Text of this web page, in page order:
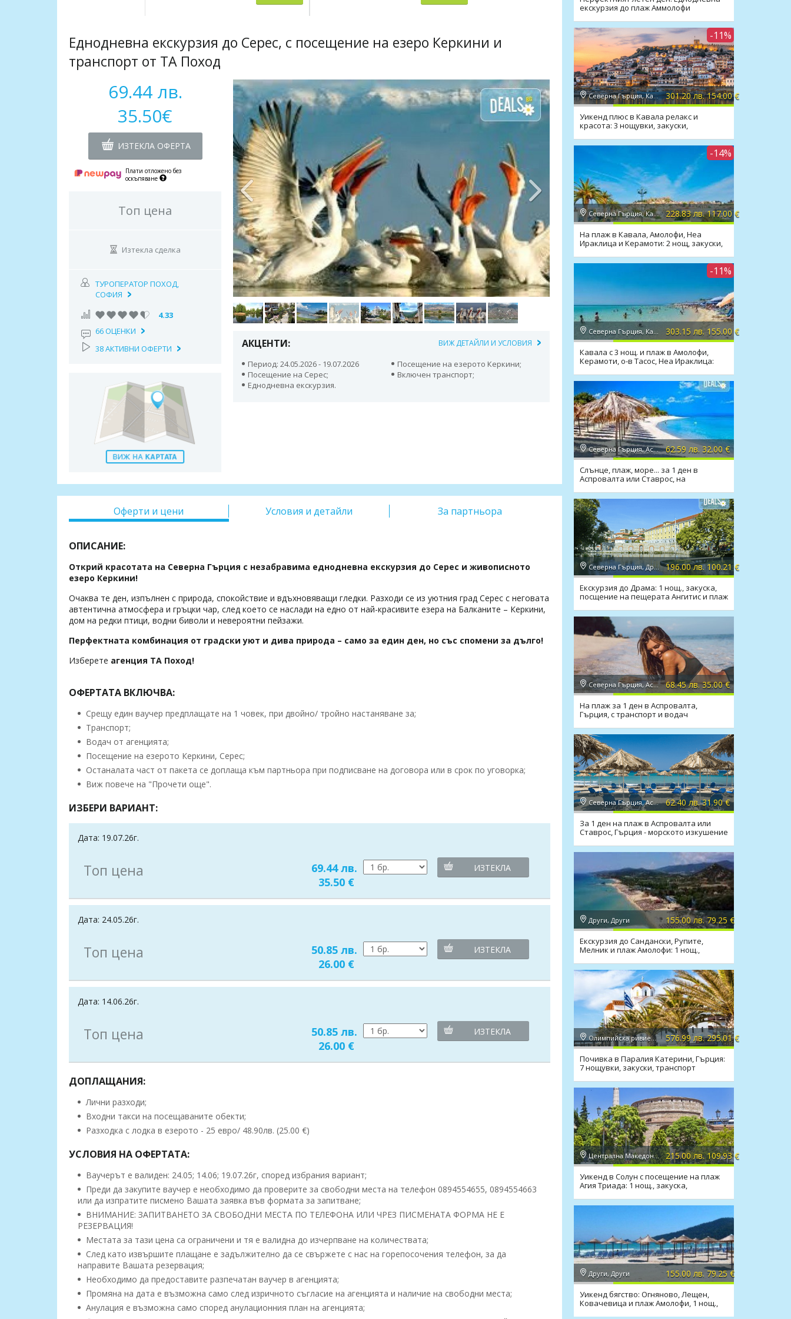
Еднодневна екскурзия до Серес, с посещение на езеро Керкини и
транспорт от ТА Поход
АКЦЕНТИ: ВИЖ ДЕТАЙЛИ И УСЛОВИЯ
Период: 24.05.2026 - 19.07.2026
Посещение на езерото Керкини;
Посещение на Серес;
Включен транспорт;
Еднодневна екскурзия.
69.44 лв.
35.50€
ИЗТЕКЛА ОФЕРТА
Плати отложено без
оскъпяване
Топ цена
Изтекла сделка
ТУРОПЕРАТОР ПОХОД,
СОФИЯ
4.33
66 ОЦЕНКИ
38 АКТИВНИ ОФЕРТИ
Оферти и цени Условия и детайли За партньора
ОПИСАНИЕ:
Открий красотата на Северна Гърция с незабравима еднодневна екскурзия до Серес и живописното
езеро Керкини!
Очаква те ден, изпълнен с природа, спокойствие и вдъхновяващи гледки. Разходи се из уютния град Серес с неговата
автентична атмосфера и гръцки чар, след което се наслади на едно от най-красивите езера на Балканите – Керкини,
дом на редки птици, водни биволи и невероятни пейзажи.
Перфектната комбинация от градски уют и дива природа – само за един ден, но със спомени за дълго!
Изберете агенция ТА Поход!
ОФЕРТАТА ВКЛЮЧВА:
Срещу един ваучер предплащате на 1 човек, при двойно/ тройно настаняване за;
Транспорт;
Водач от агенцията;
Посещение на езерото Керкини, Серес;
Останалата част от пакета се доплаща към партньора при подписване на договора или в срок по уговорка;
Виж повече на "Прочети още".
ИЗБЕРИ ВАРИАНТ:
Дата: 19.07.26г.
Топ цена
69.44 лв.
35.50 €
ИЗТЕКЛА
Дата: 24.05.26г.
Топ цена
50.85 лв.
26.00 €
ИЗТЕКЛА
Дата: 14.06.26г.
Топ цена
50.85 лв.
26.00 €
ИЗТЕКЛА
ДОПЛАЩАНИЯ:
Лични разходи;
Входни такси на посещаваните обекти;
Разходка с лодка в езерото - 25 евро/ 48.90лв. (25.00 €)
УСЛОВИЯ НА ОФЕРТАТА:
Ваучерът е валиден: 24.05; 14.06; 19.07.26г, според избрания вариант;
Преди да закупите ваучер е необходимо да проверите за свободни места на телефон 0894554655, 0894554663
или да изпратите писмено Вашата заявка във формата за запитване;
ВНИМАНИЕ: ЗАПИТВАНЕТО ЗА СВОБОДНИ МЕСТА ПО ТЕЛЕФОНА ИЛИ ЧРЕЗ ПИСМЕНАТА ФОРМА НЕ Е
РЕЗЕРВАЦИЯ!
Местата за тази цена са ограничени и тя е валидна до изчерпване на количествата;
След като извършите плащане е задължително да се свържете с нас на горепосочения телефон, за да
направите Вашата резервация;
Необходимо да предоставите разпечатан ваучер в агенцията;
Промяна на дата е възможна само след изричното съгласие на агенцията и наличие на свободни места;
Анулация е възможна само според анулационния план на агенцията;
екскурзия до плаж Аммолофи
-11%
Северна Гърция, Кавала 301.20 лв. 154.00 €
Уикенд плюс в Кавала релакс и
красота: 3 нощувки, закуски,
-14%
Северна Гърция, Кавала 228.83 лв. 117.00 €
На плаж в Кавала, Амолофи, Неа
Ираклица и Керамоти: 2 нощ, закуски,
-11%
Северна Гърция, Кавала 303.15 лв. 155.00 €
Кавала с 3 нощ. и плаж в Амолофи,
Керамоти, о-в Тасос, Неа Ираклица:
Северна Гърция, Аспровалта 62.59 лв. 32.00 €
Слънце, плаж, море... за 1 ден в
Аспровалта или Ставрос, на
Северна Гърция, Драма 196.00 лв. 100.21 €
Екскурзия до Драма: 1 нощ., закуска,
посщение на пещерата Ангитис и плаж
Северна Гърция, Аспровалта 68.45 лв. 35.00 €
На плаж за 1 ден в Аспровалта,
Гърция, с транспорт и водач
Северна Гърция, Аспровалта 62.40 лв. 31.90 €
За 1 ден на плаж в Аспровалта или
Ставрос, Гърция - морското изкушение
Други, Други 155.00 лв. 79.25 €
Екскурзия до Сандански, Рупите,
Мелник и плаж Амолофи: 1 нощ.,
Олимпийска ривиера, Паралия Катерини 576.99 лв. 295.01 €
Почивка в Паралия Катерини, Гърция:
7 нощувки, закуски, транспорт
Централна Македония, Солун 215.00 лв. 109.93 €
Уикенд в Солун с посещение на плаж
Агия Триада: 1 нощ., закуска,
Други, Други 155.00 лв. 79.25 €
Уикенд бягство: Огняново, Лещен,
Ковачевица и плаж Амолофи, 1 нощ.,